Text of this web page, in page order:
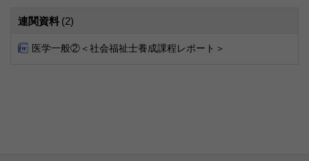
連関資料 (2)
医学一般②＜社会福祉士養成課程レポート＞